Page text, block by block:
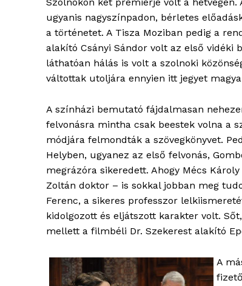
ugyanis nagyszínpadon, bérletes
a történetet. A Tisza Moziban pedig a
alakító Csányi Sándor volt az első vidéki
láthatóan hálás is volt a szolnoki
váltottak utoljára ennyien itt jegyet
A színházi bemutató fájdalmasan
felvonásra mintha csak beestek volna a
módjára felmondták a szövegkönyvet.
Helyben, ugyanez az első felvonás,
megrázóra sikeredett. Ahogy Mécs
Zoltán doktor – is sokkal jobban meg
Ferenc, a sikeres professzor
kidolgozott és eljátszott karakter volt.
mellett a filmbéli Dr. Szekerest alakító
A